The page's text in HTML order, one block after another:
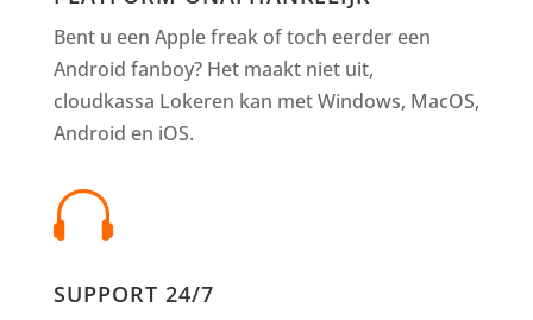
Bent u een Apple freak of toch eerder een
Android fanboy? Het maakt niet uit,
cloudkassa Lokeren kan met Windows, MacOS,
Android en iOS.

SUPPORT 24/7